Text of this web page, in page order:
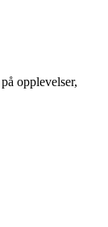
opplevelser,